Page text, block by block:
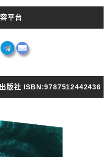
平台
版社 ISBN:9787512442436